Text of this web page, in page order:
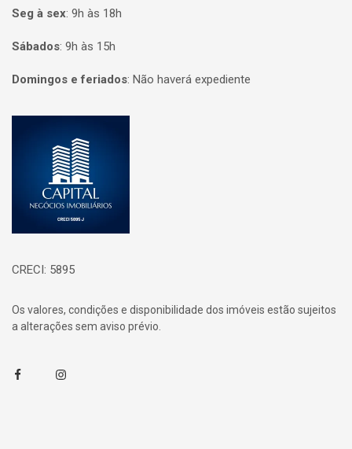
Seg à sex: 9h às 18h
Sábados: 9h às 15h
Domingos e feriados: Não haverá expediente
CRECI: 5895
Os valores, condições e disponibilidade dos imóveis estão sujeitos
a alterações sem aviso prévio.
FacebookInstagram